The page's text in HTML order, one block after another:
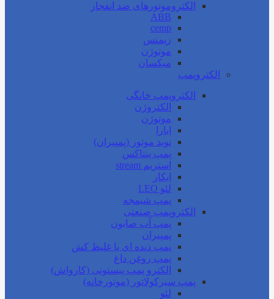
الکتروموتورهای ضد انفجار
ABB
cemp
زیمنس
موتوژن
میکسان
الکتروپمپ
الکتروپمپ خانگی
الکتروژن
موتوژن
ابارا
نوید موتور (پمپیران)
پمپ پنتاکس
استریم stream
ایکار
لئو LEO
پمپ شیمجه
الکتروپمپ صنعتی
پمپ آب صابون
پمپیران
پمپ دنده ای یا غلیظ کش
پمپ روغن داغ
الکترو پمپ پیستونی (کارواش)
پمپ سیرکولاتور (موتورخانه)
لئو